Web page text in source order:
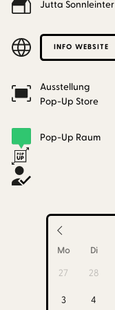
Jutta Sonnleinter
INFO WEBSITE
Ausstellung
Pop-Up Store
Pop-Up Raum
Mo Di
27 28
3 4